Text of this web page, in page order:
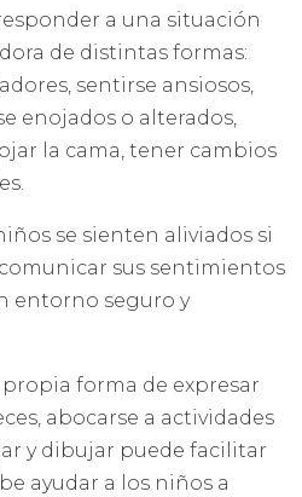
a una situación
de distintas formas:
sentirse ansiosos,
enojados o alterados,
la cama, tener cambios
se sienten aliviados si
sus sentimientos
entorno seguro y
forma de expresar
abocarse a actividades
y dibujar puede facilitar
ayudar a los niños a